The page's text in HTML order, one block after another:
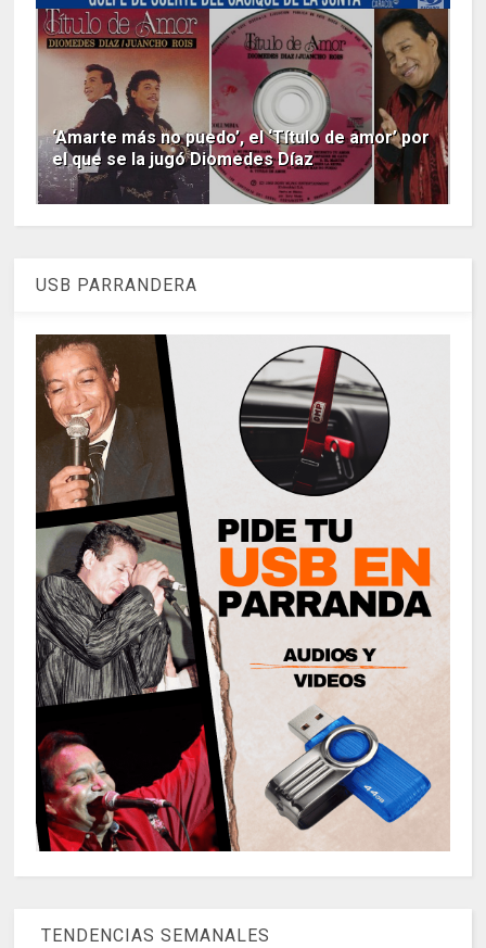
‘Amarte más no puedo’, el ‘Título de amor’ por
el que se la jugó Diomedes Díaz
USB PARRANDERA
TENDENCIAS SEMANALES